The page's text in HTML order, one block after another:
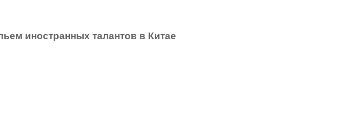
иностранных талантов в Китае